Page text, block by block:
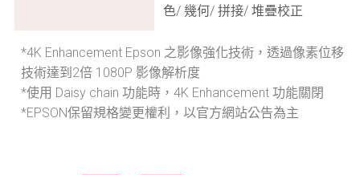
色/ 幾何/ 拼接/ 堆疊校正
*4K Enhancement Epson 之影像強化技術，透過像素位移
技術達到2倍 1080P 影像解析度
*使用 Daisy chain 功能時，4K Enhancement 功能關閉
*EPSON保留規格變更權利，以官方網站公告為主